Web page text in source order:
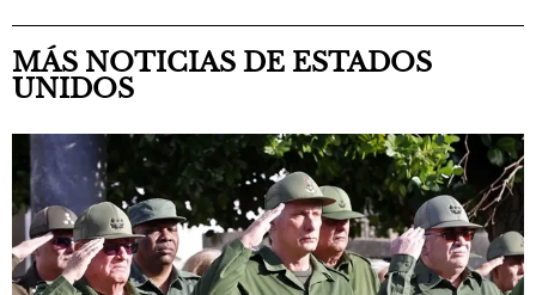
MÁS NOTICIAS DE ESTADOS
UNIDOS